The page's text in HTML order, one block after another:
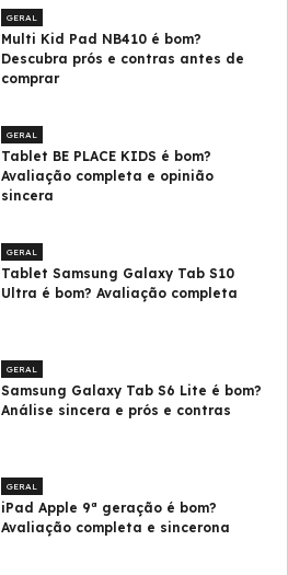
GERAL
Multi Kid Pad NB410 é bom?
Descubra prós e contras antes de
comprar
GERAL
Tablet BE PLACE KIDS é bom?
Avaliação completa e opinião
sincera
GERAL
Tablet Samsung Galaxy Tab S10
Ultra é bom? Avaliação completa
GERAL
Samsung Galaxy Tab S6 Lite é bom?
Análise sincera e prós e contras
GERAL
iPad Apple 9ª geração é bom?
Avaliação completa e sincerona